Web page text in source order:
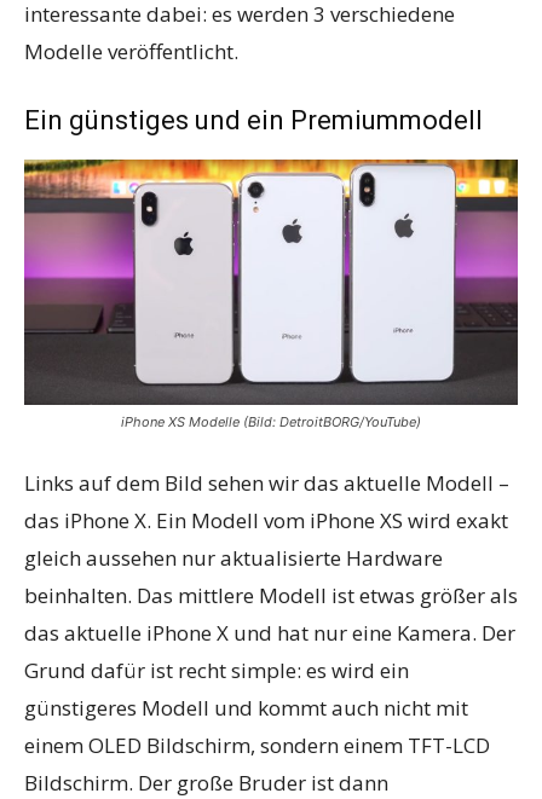
interessante dabei: es werden 3 verschiedene
Modelle veröffentlicht.
Ein günstiges und ein Premiummodell
iPhone XS Modelle (Bild: DetroitBORG/YouTube)
Links auf dem Bild sehen wir das aktuelle Modell –
das iPhone X. Ein Modell vom iPhone XS wird exakt
gleich aussehen nur aktualisierte Hardware
beinhalten. Das mittlere Modell ist etwas größer als
das aktuelle iPhone X und hat nur eine Kamera. Der
Grund dafür ist recht simple: es wird ein
günstigeres Modell und kommt auch nicht mit
einem OLED Bildschirm, sondern einem TFT-LCD
Bildschirm. Der große Bruder ist dann